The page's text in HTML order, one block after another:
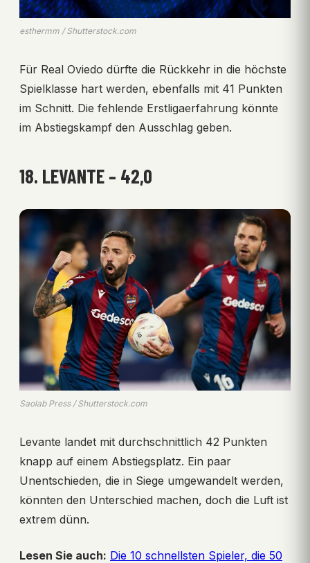
esthermm / Shutterstock.com
Für Real Oviedo dürfte die Rückkehr in die höchste
Spielklasse hart werden, ebenfalls mit 41 Punkten
im Schnitt. Die fehlende Erstligaerfahrung könnte
im Abstiegskampf den Ausschlag geben.
18. LEVANTE – 42,0
Saolab Press / Shutterstock.com
Levante landet mit durchschnittlich 42 Punkten
knapp auf einem Abstiegsplatz. Ein paar
Unentschieden, die in Siege umgewandelt werden,
könnten den Unterschied machen, doch die Luft ist
extrem dünn.
Lesen Sie auch: Die 10 schnellsten Spieler, die 50